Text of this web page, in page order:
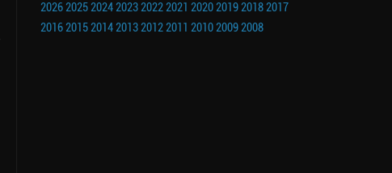
202620252024202320222021 2020201920182017
201620152014201320122011 201020092008